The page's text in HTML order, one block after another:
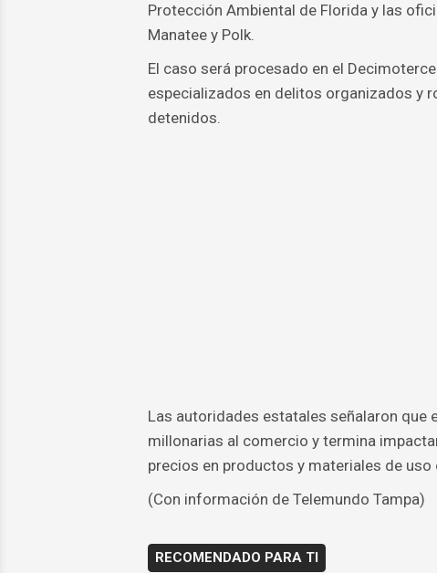
Protección Ambiental de Florida y las
Manatee y Polk.
El caso será procesado en el
especializados en delitos organizados y
detenidos.
Las autoridades estatales señalaron
millonarias al comercio y termina
precios en productos y materiales de uso
(Con información de Telemundo Tampa)
RECOMENDADO PARA TI